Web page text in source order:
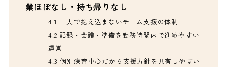
業ほぼなし・持ち帰りなし
4.1 一人で抱え込まないチーム支援の体制
4.2 記録・会議・準備を勤務時間内で進めやすい
運営
4.3 個別療育中心だから支援方針を共有しやすい